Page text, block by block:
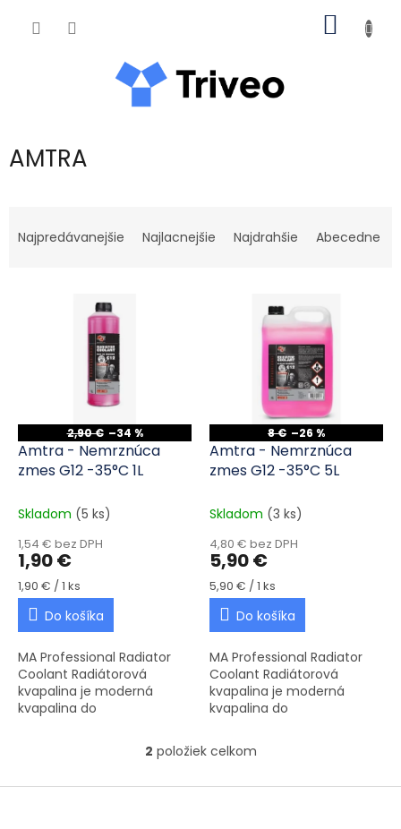
AMTRA
Najpredávanejšie Najlacnejšie Najdrahšie Abecedne
2,90 € –34 %
Amtra - Nemrznúca
zmes G12 -35°C 1L
Skladom (5 ks)
1,54 € bez DPH
1,90 €
Jednotková cena:
1,90 € / 1 ks
Do košíka
MA Professional Radiator
Coolant Radiátorová
kvapalina je moderná
kvapalina do
- pripravená na použitie,
vyznačujúca sa vysokými
8 € –26 %
Amtra - Nemrznúca
zmes G12 -35°C 5L
Skladom (3 ks)
4,80 € bez DPH
5,90 €
Jednotková cena:
5,90 € / 1 ks
Do košíka
MA Professional Radiator
Coolant Radiátorová
kvapalina je moderná
kvapalina do
- pripravená na použitie,
vyznačujúca sa vysokými
Ovládacie prvky výpisu
2 položiek celkom
Zápätie